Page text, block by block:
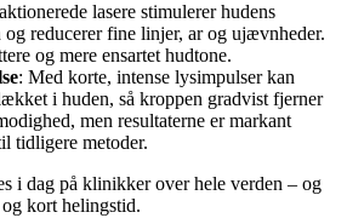
lasere stimulerer hudens
reducerer fine linjer, ar og ujævnheder.
og mere ensartet hudtone.
: Med korte, intense lysimpulser kan
i huden, så kroppen gradvist fjerner
men resultaterne er markant
tidligere metoder.
i dag på klinikker over hele verden – og
kort helingstid.